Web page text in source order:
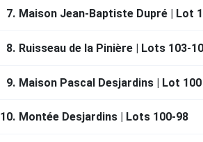
Le trajet suggéré s’effectue d’Est
Côte de Terrebonne. Le parcours
vélo.
Vous êtes prié de respecter la vie
ancestrales de ce circuit.
7. Maison Jean-Baptiste Dupré | Lot
8. Ruisseau de la Pinière | Lots 103-
9. Maison Pascal Desjardins | Lot 100
10. Montée Desjardins | Lots 100-98